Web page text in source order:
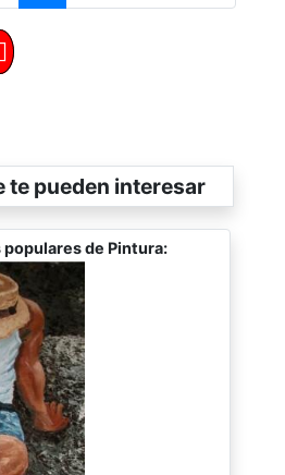
te pueden interesar
populares de Pintura: